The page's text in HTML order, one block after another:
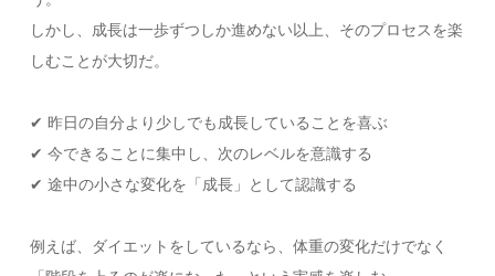
しかし、成長は一歩ずつしか進めない以上、そのプロセスを楽
しむことが大切だ。
✔ 昨日の自分より少しでも成長していることを喜ぶ
✔ 今できることに集中し、次のレベルを意識する
✔ 途中の小さな変化を「成長」として認識する
例えば、ダイエットをしているなら、体重の変化だけでなく